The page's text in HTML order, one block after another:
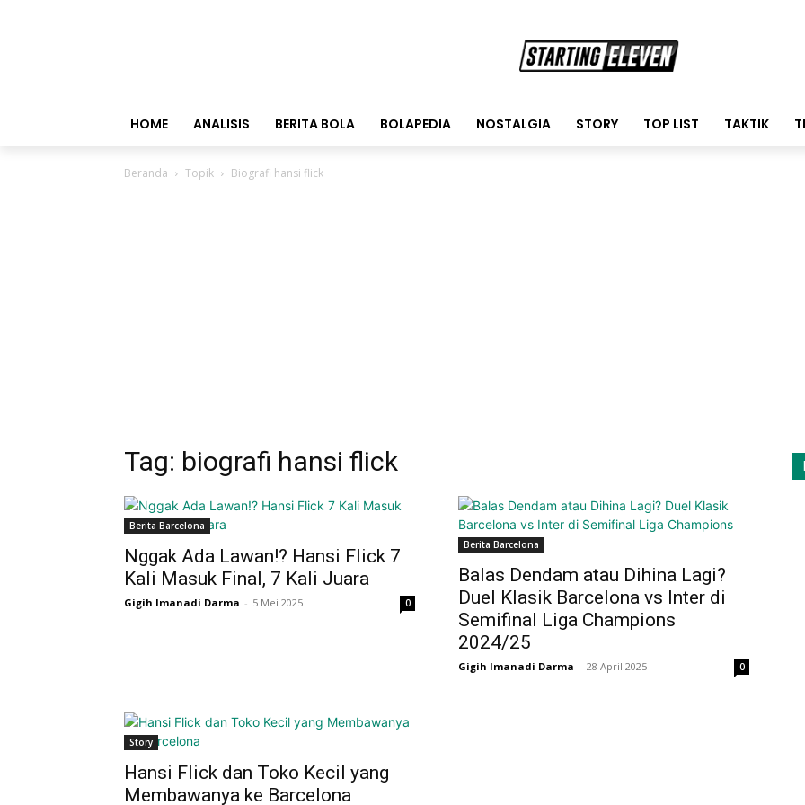
HOME ANALISIS BERITA BOLA BOLAPEDIA NOSTALGIA STORY TOP LIST TAKTIK
Beranda Topik Biografi hansi flick
Tag: biografi hansi flick
Berita Barcelona
Nggak Ada Lawan!? Hansi Flick 7
Kali Masuk Final, 7 Kali Juara
Gigih Imanadi Darma - 5 Mei 2025 0
Berita Barcelona
Balas Dendam atau Dihina Lagi?
Duel Klasik Barcelona vs Inter di
Semifinal Liga Champions
2024/25
Gigih Imanadi Darma - 28 April 2025 0
Story
Hansi Flick dan Toko Kecil yang
Membawanya ke Barcelona